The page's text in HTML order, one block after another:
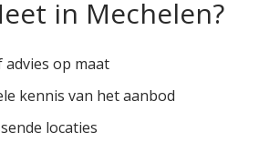
in Mechelen?
op maat
kennis van het aanbod
locaties